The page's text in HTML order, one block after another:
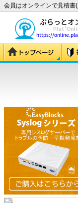
会員はオンラインで見積書(